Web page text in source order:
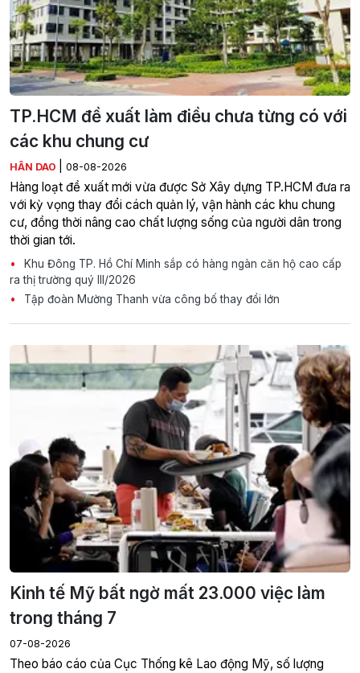
TP.HCM đề xuất làm điều chưa từng có với
các khu chung cư
HÂN DAO 08-08-2026
Hàng loạt đề xuất mới vừa được Sở Xây dựng TP.HCM đưa ra
với kỳ vọng thay đổi cách quản lý, vận hành các khu chung
cư, đồng thời nâng cao chất lượng sống của người dân trong
thời gian tới.
Khu Đông TP. Hồ Chí Minh sắp có hàng ngàn căn hộ cao cấp
ra thị trường quý III/2026
Tập đoàn Mường Thanh vừa công bố thay đổi lớn
Kinh tế Mỹ bất ngờ mất 23.000 việc làm
trong tháng 7
07-08-2026
Theo báo cáo của Cục Thống kê Lao động Mỹ, số lượng